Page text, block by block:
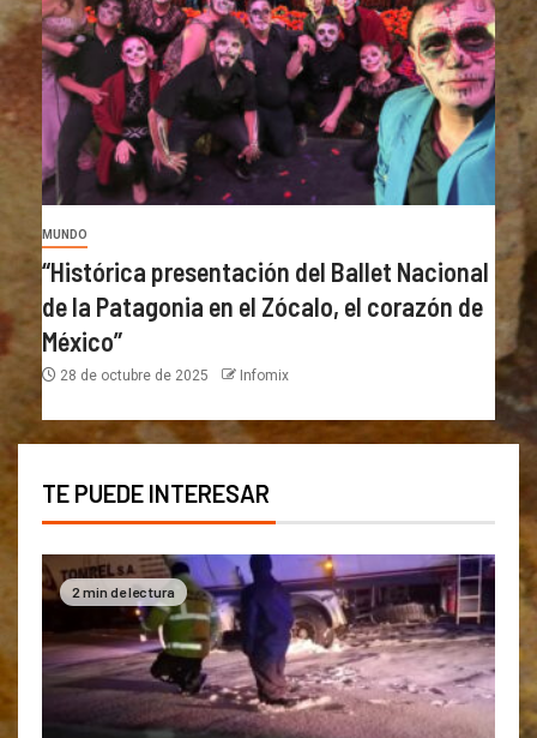
MUNDO
“Histórica presentación del Ballet Nacional
de la Patagonia en el Zócalo, el corazón de
México”
28 de octubre de 2025 Infomix
TE PUEDE INTERESAR
2 min de lectura